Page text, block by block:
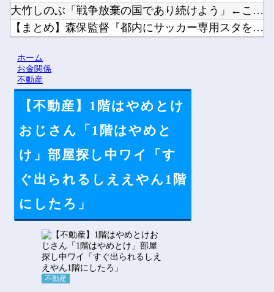
大竹しのぶ「戦争放棄の国であり続けよう」←この投稿が話題に他
【まとめ】森保監督『都内にサッカー専用スタを』国立で観客新記...
Powered by livedoor 相互RSS
ホーム
お金関係
不動産
【不動産】1階はやめとけ
おじさん「1階はやめと
け」部屋探し中ワイ「す
ぐ出られるしええやん1階
にしたろ」
不動産